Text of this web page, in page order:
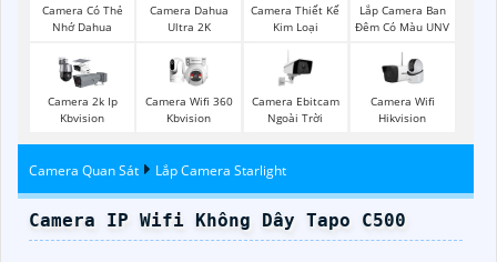
Camera Có Thẻ
Nhớ Dahua
Camera Dahua
Ultra 2K
Camera Thiết Kế
Kim Loại
Lắp Camera Ban
Đêm Có Màu UNV
Camera 2k Ip
Kbvision
Camera Wifi 360
Kbvision
Camera Ebitcam
Ngoài Trời
Camera Wifi
Hikvision
Camera Quan Sát Lắp Camera Starlight
Camera IP Wifi Không Dây Tapo C500